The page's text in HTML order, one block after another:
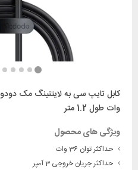
وات طول 1.2 متر
ویژگی های محصول
حداکثر توان 36 وات
حداکثر جریان خروجی 3 آمپر